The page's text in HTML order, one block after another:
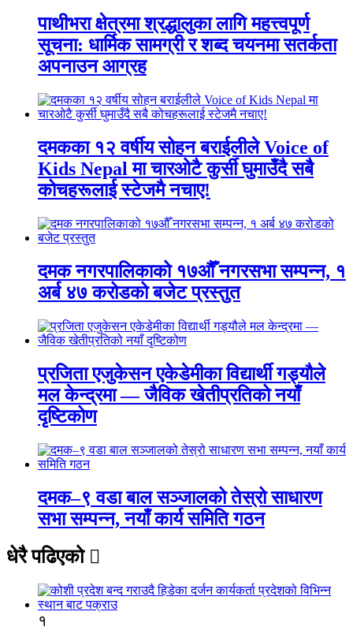
पाथीभरा क्षेत्रमा श्रद्धालुका लागि महत्त्वपूर्ण
सूचना: धार्मिक सामग्री र शब्द चयनमा सतर्कता
अपनाउन आग्रह
दमकका १२ वर्षीय सोहन बराईलीले Voice of
Kids Nepal मा चारओटै कुर्सी घुमाउँदै सबै
कोचहरूलाई स्टेजमै नचाए!
दमक नगरपालिकाको १७औँ नगरसभा सम्पन्न, १
अर्ब ४७ करोडको बजेट प्रस्तुत
प्रजिता एजुकेसन एकेडेमीका विद्यार्थी गड्यौले
मल केन्द्रमा — जैविक खेतीप्रतिको नयाँ
दृष्टिकोण
दमक–९ वडा बाल सञ्जालको तेस्रो साधारण
सभा सम्पन्न, नयाँ कार्य समिति गठन
धेरै पढिएको
१